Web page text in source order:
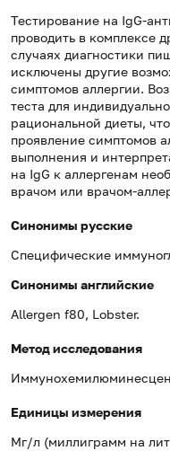
Тестирование на IgG-
проводить в комплексе
случаях диагностики
исключены другие
симптомов аллергии.
теста для
рациональной диеты,
проявление симптомов
выполнения и
на IgG к аллергенам
врачом или врачом-
Синонимы русские
Специфические
Синонимы английские
Allergen f80, Lobster.
Метод исследования
Единицы измерения
Мг/л (миллиграмм на